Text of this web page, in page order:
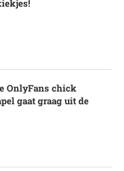
OnlyFans chick
gaat graag uit de